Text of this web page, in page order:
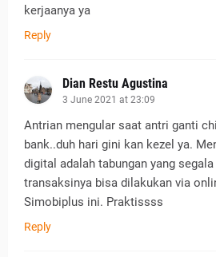
kerjaanya ya
Reply
Dian Restu Agustina
3 June 2021 at 23:09
Antrian mengular saat antri ganti
bank..duh hari gini kan kezel ya.
digital adalah tabungan yang
transaksinya bisa dilakukan via
Simobiplus ini. Praktissss
Reply